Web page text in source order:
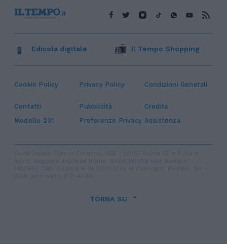
Cookie Policy Privacy Policy Condizioni Generali
Contatti Pubblicità
Credits
Modello 231
Preferenze Privacy Assistenza
Edicola digitale Il Tempo Shopping
TORNA SU